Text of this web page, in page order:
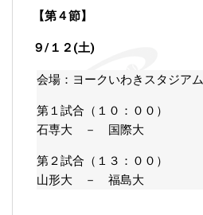
【第４節】
９/１２(土)
会場：ヨークいわきスタジアム
第１試合（１０：００）
石専大 － 国際大
第２試合（１３：００）
山形大 － 福島大